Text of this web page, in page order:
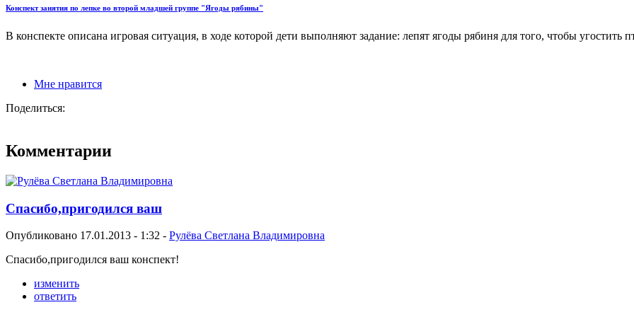
Конспект занятия по лепке во второй младшей группе "Ягоды рябины"
В конспекте описана игровая ситуация, в ходе которой дети выполняют задание: лепят ягоды рябиня для того, чтобы угостить
Мне нравится
Поделиться:
Комментарии
Спасибо,пригодился ваш
Опубликовано 17.01.2013 - 1:32 - Рулёва Светлана Владимировна
Спасибо,пригодился ваш конспект!
изменить
ответить